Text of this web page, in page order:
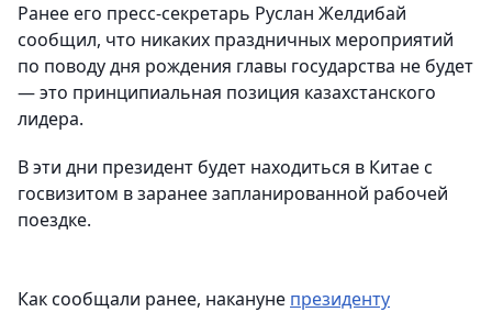
Ранее его пресс-секретарь Руслан Желдибай
сообщил, что никаких праздничных мероприятий
по поводу дня рождения главы государства не будет
— это принципиальная позиция казахстанского
лидера.
В эти дни президент будет находиться в Китае с
госвизитом в заранее запланированной рабочей
поездке.
Как сообщали ранее, накануне президенту